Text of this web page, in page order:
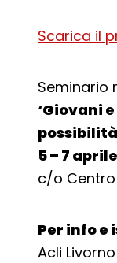
Scarica il
Seminario
‘Giovani
possibilità
5 – 7 aprile
c/o Centro
Per info e
Acli